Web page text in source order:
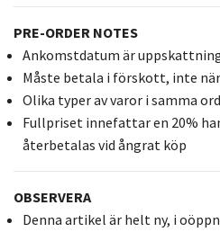
PRE-ORDER NOTES
Ankomstdatum är
Måste betala i förskott, inte
Olika typer av varor i samma
Fullpriset innefattar en 20%
återbetalas vid ångrat köp
OBSERVERA
Denna artikel är helt ny, i